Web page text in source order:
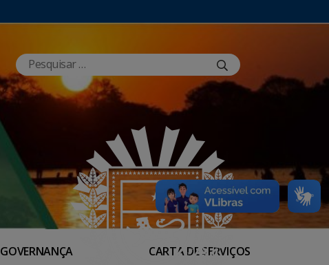
GOVERNANÇA CARTA DE SERVIÇOS